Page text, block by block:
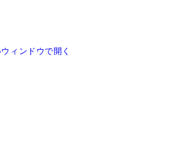
ィンドウで開く